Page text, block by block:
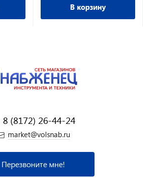
В корзину
8 (8172) 26-44-24
market@volsnab.ru
Перезвоните мне!